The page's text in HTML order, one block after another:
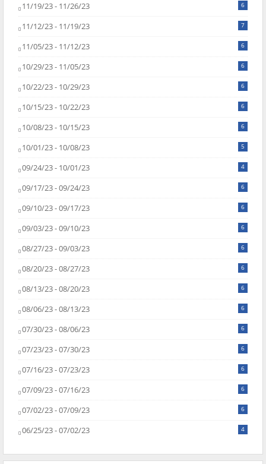
11/19/23 - 11/26/23 6
11/12/23 - 11/19/23 7
11/05/23 - 11/12/23 6
10/29/23 - 11/05/23 6
10/22/23 - 10/29/23 6
10/15/23 - 10/22/23 6
10/08/23 - 10/15/23 6
10/01/23 - 10/08/23 5
09/24/23 - 10/01/23 4
09/17/23 - 09/24/23 6
09/10/23 - 09/17/23 6
09/03/23 - 09/10/23 6
08/27/23 - 09/03/23 6
08/20/23 - 08/27/23 6
08/13/23 - 08/20/23 6
08/06/23 - 08/13/23 6
07/30/23 - 08/06/23 6
07/23/23 - 07/30/23 6
07/16/23 - 07/23/23 6
07/09/23 - 07/16/23 6
07/02/23 - 07/09/23 6
06/25/23 - 07/02/23 4